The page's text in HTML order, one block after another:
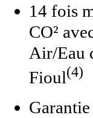
14 fois
CO²
Air/Eau
Fioul(4)